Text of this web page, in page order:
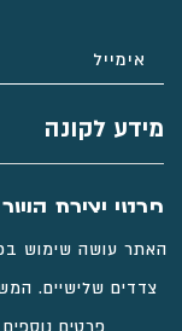
מידע לקונה
פרטי יצירת קשר
צדדים שלישיים.